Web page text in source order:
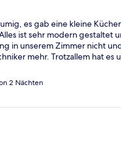
es gab eine kleine
ist sehr modern gestaltet
in unserem Zimmer nicht
mehr. Trotzallem hat es
2 Nächten